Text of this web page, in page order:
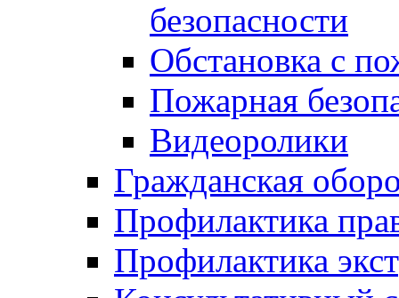
безопасности
Обстановка с
Пожарная
Видеоролики
Гражданская
Профилактика
Профилактика